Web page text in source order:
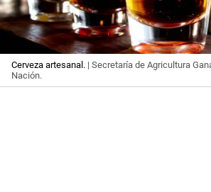
Cerveza artesanal. | Secretaría de Agricultura
Nación.